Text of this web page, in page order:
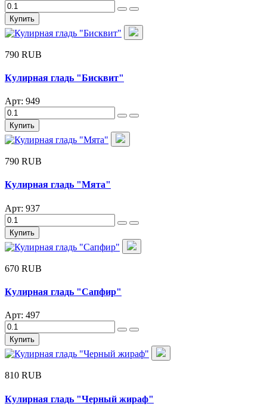
Купить
790 RUB
Кулирная гладь "Бисквит"
Арт: 949
Купить
790 RUB
Кулирная гладь "Мята"
Арт: 937
Купить
670 RUB
Кулирная гладь "Сапфир"
Арт: 497
Купить
810 RUB
Кулирная гладь "Черный жираф"